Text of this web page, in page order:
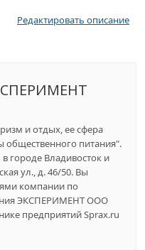
Редактировать описание
и отдых, ее сфера
общественного питания".
городе Владивосток и
ул., д. 46/50. Вы
компании по
ЭКСПЕРИМЕНТ ООО
предприятий Sprax.ru